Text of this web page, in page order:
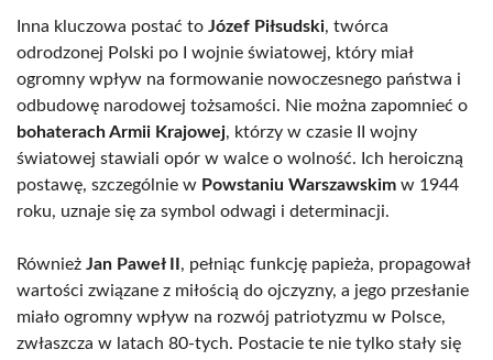
Inna kluczowa postać to Józef Piłsudski, twórca
odrodzonej Polski po I wojnie światowej, który miał
ogromny wpływ na formowanie nowoczesnego państwa i
odbudowę narodowej tożsamości. Nie można zapomnieć o
bohaterach Armii Krajowej, którzy w czasie II wojny
światowej stawiali opór w walce o wolność. Ich heroiczną
postawę, szczególnie w Powstaniu Warszawskim w 1944
roku, uznaje się za symbol odwagi i determinacji.
Również Jan Paweł II , pełniąc funkcję papieża, propagował
wartości związane z miłością do ojczyzny, a jego przesłanie
miało ogromny wpływ na rozwój patriotyzmu w Polsce,
zwłaszcza w latach 80-tych. Postacie te nie tylko stały się